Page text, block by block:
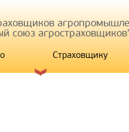
союз
Страховщику